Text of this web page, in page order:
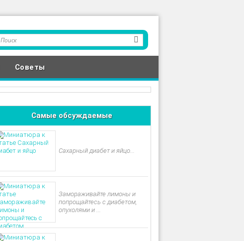
Советы
Самые обсуждаемые
Сахарный диабет и яйцо...
Замораживайте лимоны и
попрощайтесь с диабетом,
опухолями и ...